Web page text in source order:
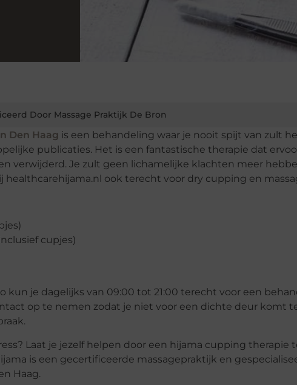
Door Massage Praktijk De Bron
Den Haag is een behandeling waar je nooit spijt van zult
publicaties. Het is een fantastische therapie dat
verwijderd. Je zult geen lichamelijke klachten meer
healthcarehijama.nl ook terecht voor dry cupping en
cupjes)
kun je dagelijks van 09:00 tot 21:00 terecht voor een
op te nemen zodat je niet voor een dichte deur komt
Laat je jezelf helpen door een hijama cupping therapie
is een gecertificeerde massagepraktijk en
Haag.